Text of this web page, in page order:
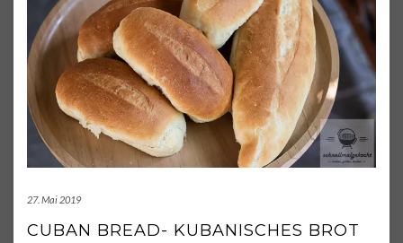
27. Mai 2019
CUBAN BREAD- KUBANISCHES BROT